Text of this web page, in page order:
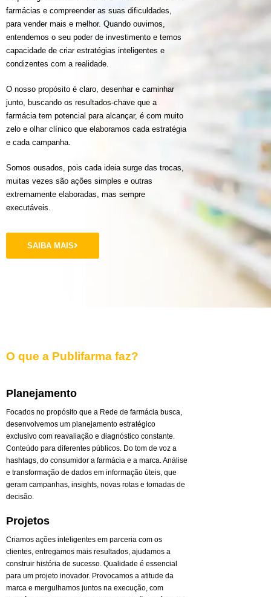
farmácias e compreender as suas dificuldades,
para vender mais e melhor. Quando ouvimos,
entendemos o seu poder de investimento e temos
capacidade de criar estratégias inteligentes e
condizentes com a realidade.
O nosso propósito é claro, desenhar e caminhar
junto, buscando os resultados-chave que a
farmácia tem potencial para alcançar, é com muito
zelo e olhar clínico que elaboramos cada estratégia
e cada campanha.
Somos ousados, pois cada ideia surge das trocas,
muitas vezes são ações simples e outras
extremamente elaboradas, mas sempre
executáveis.
SAIBA MAIS
O que a Publifarma faz?
Planejamento
Focados no propósito que a Rede de farmácia busca,
desenvolvemos um planejamento estratégico
exclusivo com reavaliação e diagnóstico constante.
Conteúdo para diferentes públicos. Do tom de voz a
hashtags, do consumidor a farmácia e a marca. Análise
e transformação de dados em informação úteis, que
geram campanhas, insights, novas rotas e tomadas de
decisão.
Projetos
Criamos ações inteligentes em parceria com os
clientes, entregamos mais resultados, ajudamos a
construir história de sucesso. Qualidade é essencial
para um projeto inovador. Provocamos a atitude da
marca e mergulhamos juntos na execução, com